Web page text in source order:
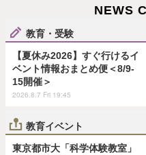
NEWS
教育・受験
【夏休み2026】すぐ行けるイ
ベント情報おまとめ便＜8/9-
15開催＞
2026.8.7 Fri 19:45
教育イベント
東京都市大「科学体験教室」